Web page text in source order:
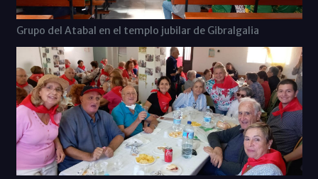
Grupo del Atabal en el templo jubilar de Gibralgalia